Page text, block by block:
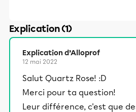
Explication (1)
Explication d’Alloprof
12 mai 2022
Salut Quartz Rose! :D
Merci pour ta question!
Leur différence, c'est que